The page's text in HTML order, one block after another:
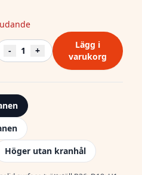
- 1 +
Lägg i
varukorg
Höger utan kranhål